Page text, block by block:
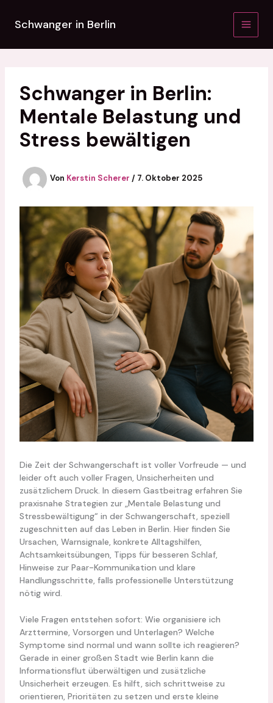
Inhalt
springenSchwanger in Berlin
Schwanger in Berlin:
Mentale Belastung und
Stress bewältigen
Von Kerstin Scherer / 7. Oktober 2025
Die Zeit der Schwangerschaft ist voller Vorfreude — und
leider oft auch voller Fragen, Unsicherheiten und
zusätzlichem Druck. In diesem Gastbeitrag erfahren Sie
praxisnahe Strategien zur „Mentale Belastung und
Stressbewältigung“ in der Schwangerschaft, speziell
zugeschnitten auf das Leben in Berlin. Hier finden Sie
Ursachen, Warnsignale, konkrete Alltagshilfen,
Achtsamkeitsübungen, Tipps für besseren Schlaf,
Hinweise zur Paar-Kommunikation und klare
Handlungsschritte, falls professionelle Unterstützung
nötig wird.
Viele Fragen entstehen sofort: Wie organisiere ich
Arzttermine, Vorsorgen und Unterlagen? Welche
Symptome sind normal und wann sollte ich reagieren?
Gerade in einer großen Stadt wie Berlin kann die
Informationsflut überwältigen und zusätzliche
Unsicherheit erzeugen. Es hilft, sich schrittweise zu
orientieren, Prioritäten zu setzen und erste kleine